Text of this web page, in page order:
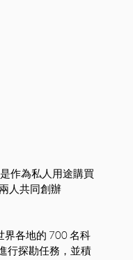
作為私人用途購買
人共同創辦
各地的 700 名科
行探勘任務，並積